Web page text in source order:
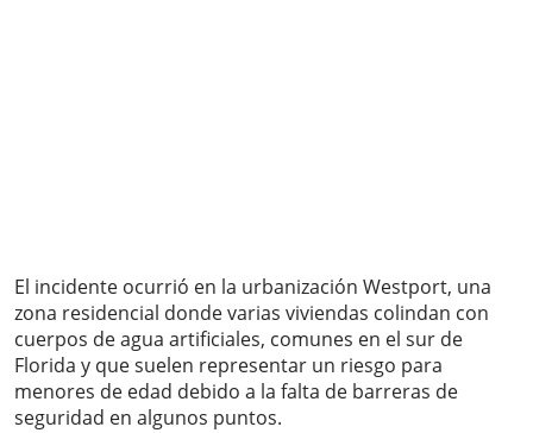
El incidente ocurrió en la urbanización Westport, una
zona residencial donde varias viviendas colindan con
cuerpos de agua artificiales, comunes en el sur de
Florida y que suelen representar un riesgo para
menores de edad debido a la falta de barreras de
seguridad en algunos puntos.